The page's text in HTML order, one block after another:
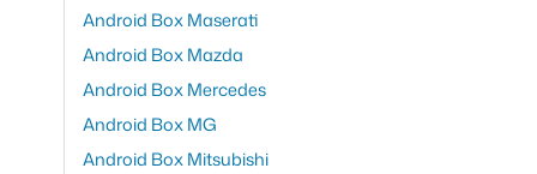
Android Box Maserati
Android Box Mazda
Android Box Mercedes
Android Box MG
Android Box Mitsubishi